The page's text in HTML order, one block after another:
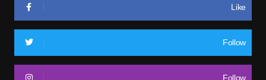
Like
Follow
Follow